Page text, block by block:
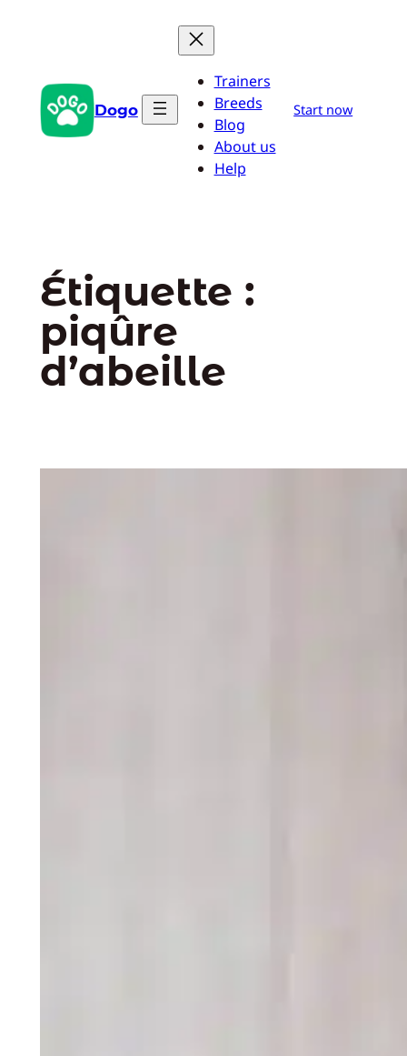
Dogo
Trainers
Breeds
Blog
About us
Help
Start now
Étiquette :
piqûre
d’abeille